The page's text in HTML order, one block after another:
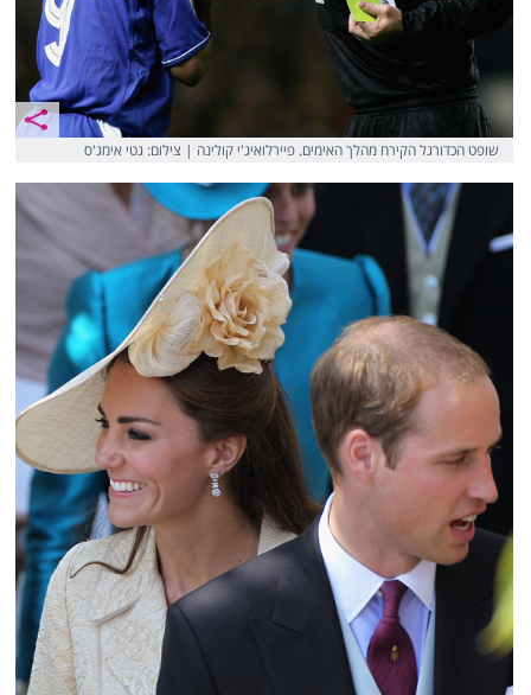
שופט הכדורגל הקירח מהלך האימים. פיירלואיג'י קולינה | צילום: גטי אימג'ס